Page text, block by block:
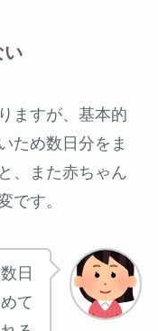
い
ますが、基本的
ため数日分をま
、また赤ちゃん
です。
日
て